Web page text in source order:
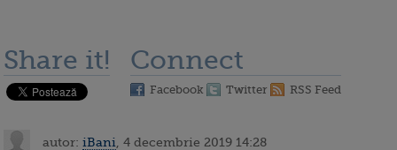
Share it! Connect
Facebook Twitter RSS Feed
autor: iBani , 4 decembrie 2019 14:28